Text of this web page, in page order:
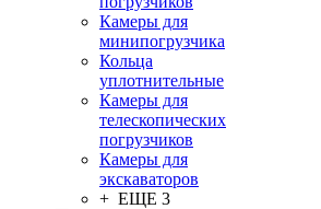
Камеры для
минипогрузчика
Кольца
уплотнительные
Камеры для
телескопических
погрузчиков
Камеры для
экскаваторов
+ ЕЩЕ 3